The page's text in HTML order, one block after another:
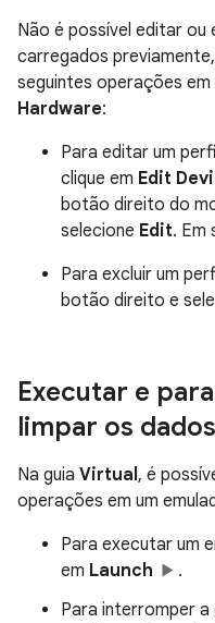
Não é possível editar ou
carregados
seguintes operações
Hardware:
Para editar um
clique em Edit
botão direito do
selecione Edit. Em
Para excluir um
botão direito e
Executar e
limpar os dados
Na guia Virtual , é
operações em um
Para executar um
em Launch
.
Para interromper a